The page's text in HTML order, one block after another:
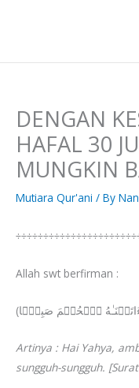
DENGAN
HAFAL 30
MUNGKIN
Mutiara Qur'ani / By
Allah swt berfirman :
Artinya : Hai Yahya,
sungguh-sungguh.